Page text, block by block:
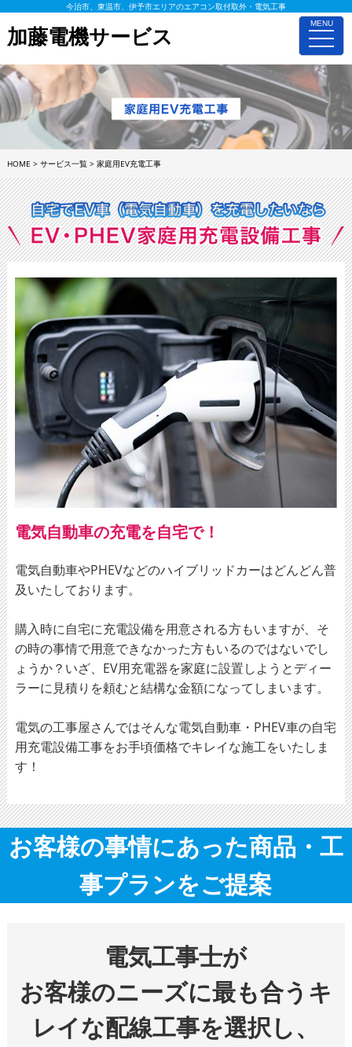
MENU
toggle
今治市、東温市、伊予市エリアのエアコン取付取外・電気工事
加藤電機サービス
HOME > サービス一覧> 家庭用EV充電工事
電気自動車の充電を自宅で！
電気自動車やPHEVなどのハイブリッドカーはどんどん普
及いたしております。
購入時に自宅に充電設備を用意される方もいますが、そ
の時の事情で用意できなかった方もいるのではないでし
ょうか？いざ、EV用充電器を家庭に設置しようとディー
ラーに見積りを頼むと結構な金額になってしまいます。
電気の工事屋さんではそんな電気自動車・PHEV車の自宅
用充電設備工事をお手頃価格でキレイな施工をいたしま
す！
お客様の事情にあった商品・工
事プランをご提案
電気工事士が
お客様のニーズに最も合うキ
レイな配線工事を選択し、